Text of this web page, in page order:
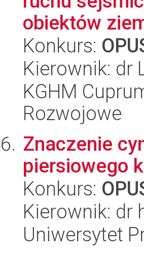
obiektów
Konkurs:
Kierownik: dr
KGHM
Rozwojowe
Znaczenie
piersiowego
Konkurs:
Kierownik: dr
Uniwersytet